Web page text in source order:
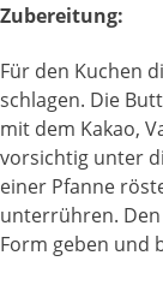
Zubereitung:
Für den Kuchen
schlagen. Die
mit dem Kakao,
vorsichtig unter
einer Pfanne
unterrühren.
Form geben und